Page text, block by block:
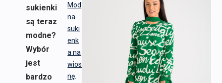
Mod
na
suki
enk
a na
wios
nę
sukienki
są teraz
modne?
Wybór
jest
bardzo